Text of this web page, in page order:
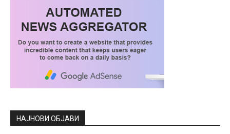
НАЈНОВИ ОБЈАВИ